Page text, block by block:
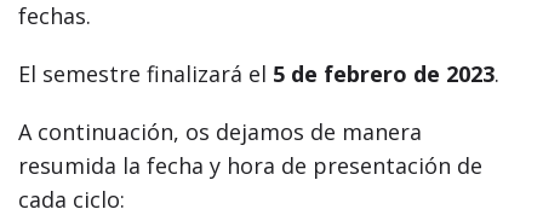
fechas.
El semestre finalizará el 5 de febrero de 2023.
A continuación, os dejamos de manera
resumida la fecha y hora de presentación de
cada ciclo: